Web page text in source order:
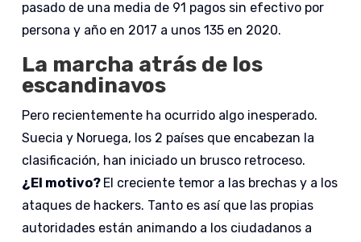
pasado de una media de 91 pagos sin efectivo por
persona y año en 2017 a unos 135 en 2020.
La marcha atrás de los
escandinavos
Pero recientemente ha ocurrido algo inesperado.
Suecia y Noruega, los 2 países que encabezan la
clasificación, han iniciado un brusco retroceso.
¿El motivo? El creciente temor a las brechas y a los
ataques de hackers. Tanto es así que las propias
autoridades están animando a los ciudadanos a